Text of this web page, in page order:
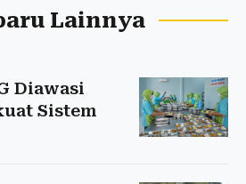
Lainnya
Diawasi
Sistem